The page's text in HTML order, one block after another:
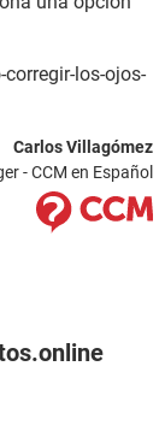
los-ojos-
Carlos Villagómez
- CCM en Español